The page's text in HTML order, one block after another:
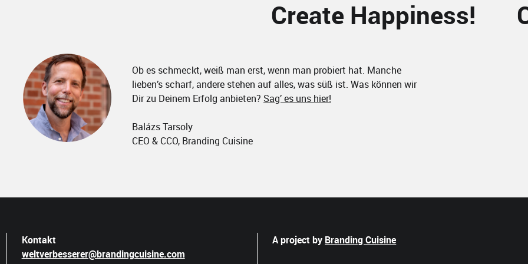
Create Happiness!
Ob es schmeckt, weiß man erst, wenn man probiert hat. Manche
lieben’s scharf, andere stehen auf alles, was süß ist. Was können wir
Dir zu Deinem Erfolg anbieten? Sag’ es uns hier!
Balázs Tarsoly
CEO & CCO, Branding Cuisine
Kontakt
weltverbesserer@brandingcuisine.com
A project by Branding Cuisine